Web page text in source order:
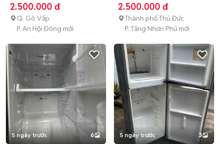
2.500.000 đ
Q. Gò Vấp
P. An Hội Đông mới
2.500.000 đ
Thành phố Thủ Đức
P. Tăng Nhơn Phú mới
5 ngày trước 6 5 ngày trước 3